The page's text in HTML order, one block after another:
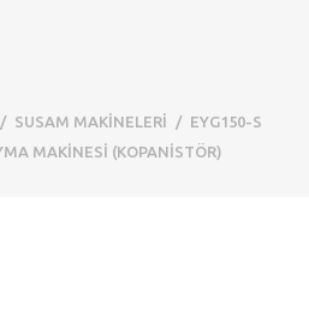
/ SUSAM MAKİNELERİ / EYG150-S
MAKİNESİ (KOPANİSTÖR)